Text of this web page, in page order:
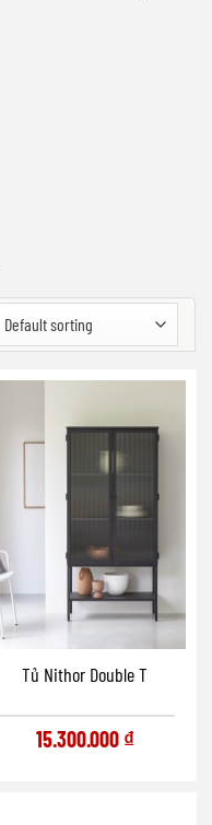
Tủ Nithor Double T
15.300.000 ₫